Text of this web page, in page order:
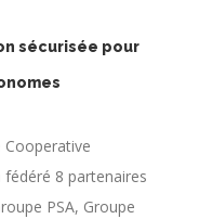
sécurisée pour
Cooperative
fédéré 8 partenaires
PSA, Groupe